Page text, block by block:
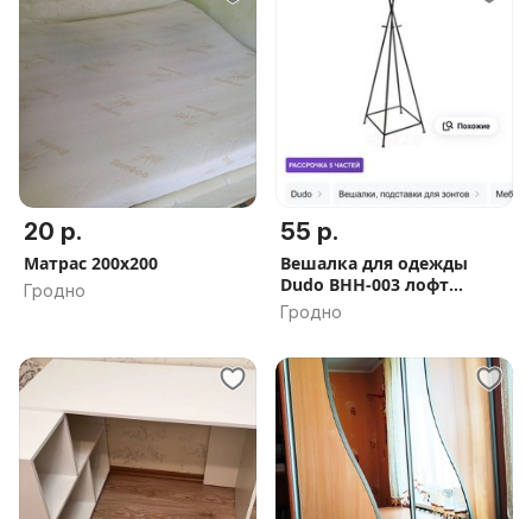
20 р.
Матрас 200х200
Гродно
55 р.
Вешалка для одежды
Dudo BHH-003 лофт
напольная
Гродно